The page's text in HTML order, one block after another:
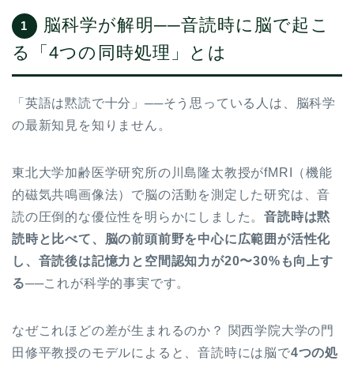
1
脳科学が解明──音読時に脳で起こ
る「4つの同時処理」とは
「英語は黙読で十分」──そう思っている人は、脳科学
の最新知見を知りません。
東北大学加齢医学研究所の川島隆太教授がfMRI（機能
的磁気共鳴画像法）で脳の活動を測定した研究は、音
読の圧倒的な優位性を明らかにしました。音読時は黙
読時と比べて、脳の前頭前野を中心に広範囲が活性化
し、音読後は記憶力と空間認知力が20〜30%も向上す
る──これが科学的事実です。
なぜこれほどの差が生まれるのか？ 関西学院大学の門
田修平教授のモデルによると、音読時には脳で4つの処